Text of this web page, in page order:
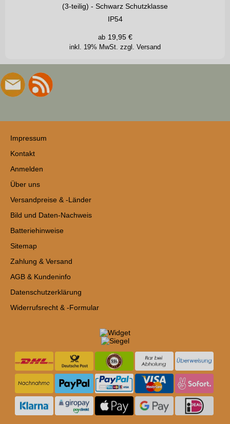
(3-teilig) - Schwarz Schutzklasse
IP54
inkl. 19% MwSt. zzgl. Versand
ab 19,95€
Impressum
Kontakt
Anmelden
Über uns
Versandpreise & -Länder
Bild und Daten-Nachweis
Batteriehinweise
Sitemap
Zahlung & Versand
AGB & Kundeninfo
Datenschutzerklärung
Widerrufsrecht & -Formular